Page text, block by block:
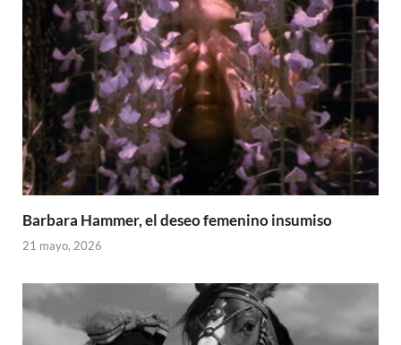
Barbara Hammer, el deseo femenino insumiso
21 mayo, 2026